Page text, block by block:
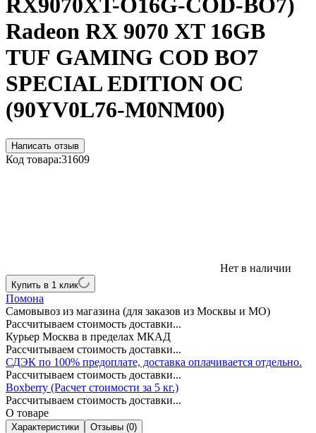
RX9070XT-O16G-COD-BO7)
Radeon RX 9070 XT 16GB
TUF GAMING COD BO7
SPECIAL EDITION OC
(90YV0L76-M0NM00)
Написать отзыв
Код товара:31609
Нет в наличии
Купить в 1 клик
Помона
Самовывоз из магазина (для заказов из Москвы и МО)
Рассчитываем стоимость доставки...
Курьер Москва в пределах МКАД
Рассчитываем стоимость доставки...
СДЭК по 100% предоплате, доставка оплачивается отдельно.
Рассчитываем стоимость доставки...
Boxberry (Расчет стоимости за 5 кг.)
Рассчитываем стоимость доставки...
О товаре
Характеристики Отзывы (0)